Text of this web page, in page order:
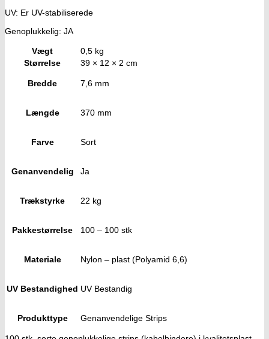
UV: Er UV-stabiliserede
Genoplukkelig: JA
Vægt
0,5 kg
Størrelse
39 × 12 × 2 cm
Bredde 7,6 mm
Længde 370 mm
Farve Sort
Genanvendelig Ja
Trækstyrke 22 kg
Pakkestørrelse 100 – 100 stk
Materiale Nylon – plast (Polyamid 6,6)
UV Bestandighed UV Bestandig
Produkttype Genanvendelige Strips